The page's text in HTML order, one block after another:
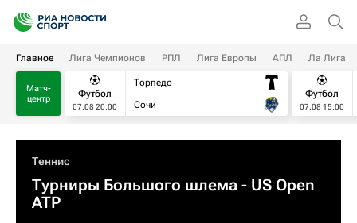
Главное Лига Чемпионов РПЛ Лига Европы АПЛ Ла Лига
Матч-
центр
Футбол
07.08 20:00
Торпедо
Сочи
Футбол
07.08 15:00
Теннис
Турниры Большого шлема - US Open
ATP